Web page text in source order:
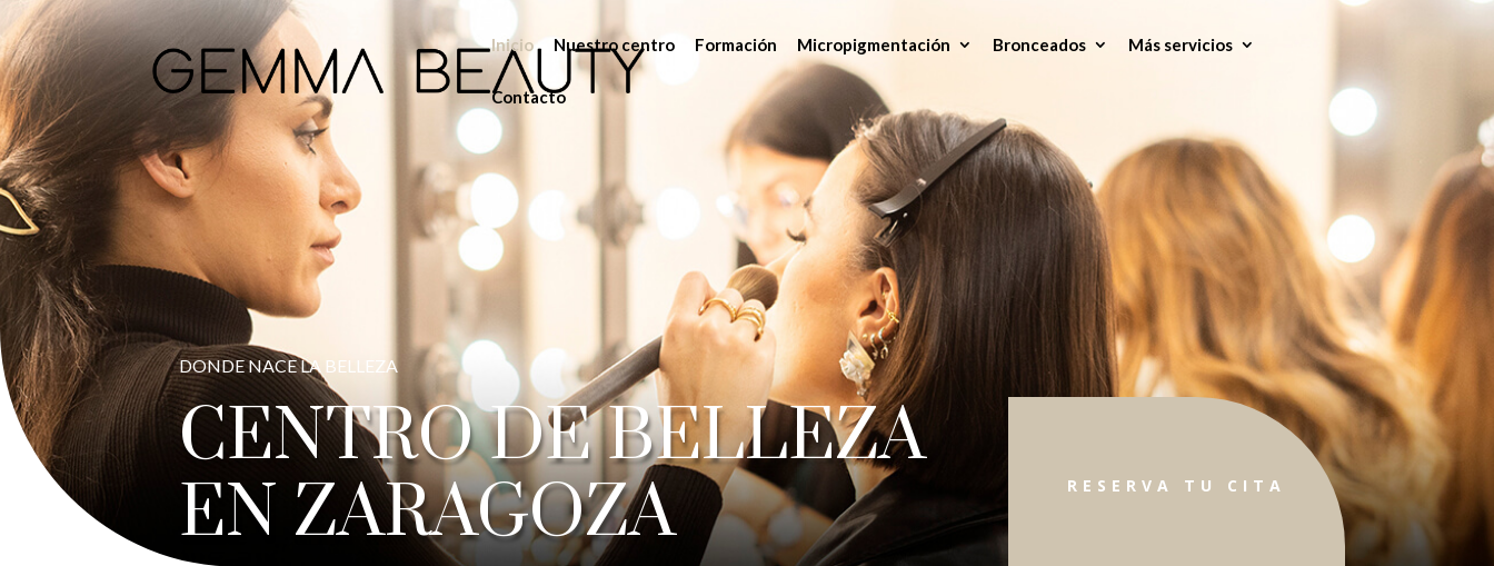
Inicio Nuestro centro Formación Micropigmentación Bronceados Más servicios
Contacto
DONDE NACE LA BELLEZA
CENTRO DE BELLEZA
EN ZARAGOZA
RESERVA TU CITA